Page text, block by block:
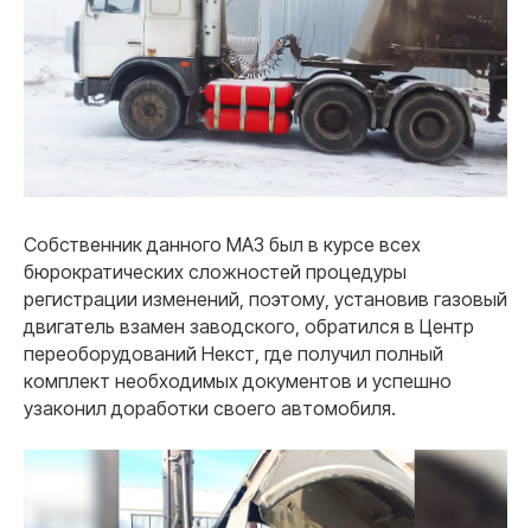
Собственник данного МАЗ был в курсе всех
бюрократических сложностей процедуры
регистрации изменений, поэтому, установив газовый
двигатель взамен заводского, обратился в Центр
переоборудований Некст, где получил полный
комплект необходимых документов и успешно
узаконил доработки своего автомобиля.